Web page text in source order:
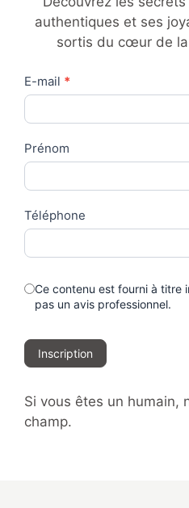
authentiques et ses
sortis du cœur de
Contact
Us
E-mail *
Prénom
Téléphone
Ce contenu est fourni à titre
pas un avis professionnel.
Inscription
Si vous êtes un humain,
champ.